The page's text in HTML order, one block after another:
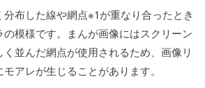
布した線や網点※1が重なり合ったとき
模様です。まんが画像にはスクリーン
く並んだ網点が使用されるため、画像リ
アレが生じることがあります。